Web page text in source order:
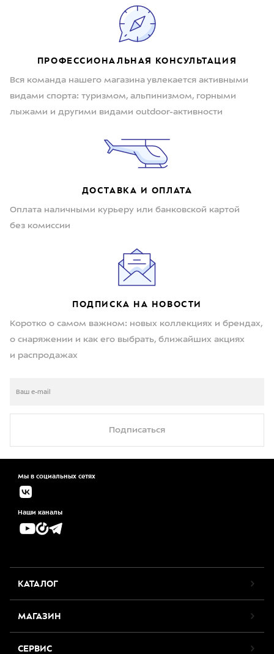
ПРОФЕССИОНАЛЬНАЯ КОНСУЛЬТАЦИЯ
Вся команда нашего магазина увлекается активными
видами спорта: туризмом, альпинизмом, горными
лыжами и другими видами outdoor-активности
ДОСТАВКА И ОПЛАТА
Оплата наличными курьеру или банковской картой
без комиссии
ПОДПИСКА НА НОВОСТИ
Коротко о самом важном: новых коллекциях и брендах,
о снаряжении и как его выбрать, ближайших акциях
и распродажах
Подписаться
Мы в социальных сетях
Наши каналы
КАТАЛОГ
МАГАЗИН
СЕРВИС